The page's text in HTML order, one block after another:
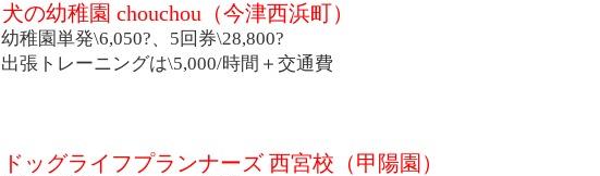
犬の幼稚園 chouchou（今津西浜町）
幼稚園単発\6,050?、5回券\28,800?
出張トレーニングは\5,000/時間＋交通費
ドッグライフプランナーズ 西宮校（甲陽園）